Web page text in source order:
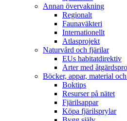
Annan övervakning
Regionalt
Faunaväkteri
Internationellt
Atlasprojekt
Naturvård och fjärilar
EUs habitatdirektiv
Arter med
Böcker, appar, material
Boktips
Resurser på nätet
Fjärilsappar
Köpa fjärilsprylar